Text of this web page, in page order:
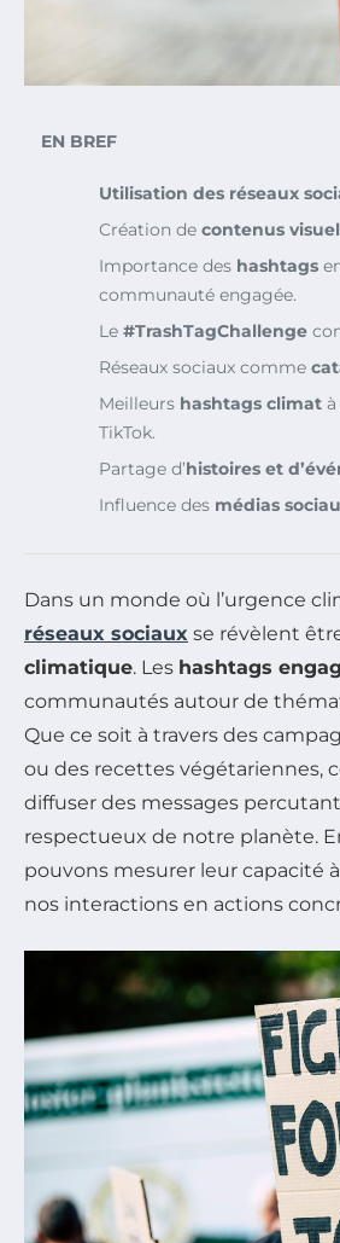
EN BREF
Utilisation des réseaux
Création de contenus
Importance des hashtags
communauté engagée.
Le #TrashTagChallenge
Réseaux sociaux comme
Meilleurs hashtags climat
TikTok.
Partage d’histoires et
Influence des médias
Dans un monde où l’urgence
réseaux sociaux se révèlent
climatique. Les hashtags
communautés autour de
Que ce soit à travers des
ou des recettes végétariennes,
diffuser des messages
respectueux de notre planète.
pouvons mesurer leur capacité
nos interactions en actions